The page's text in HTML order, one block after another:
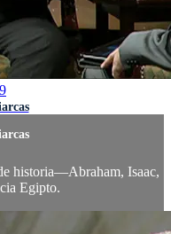
historia—Abraham, Isaac,
Egipto.